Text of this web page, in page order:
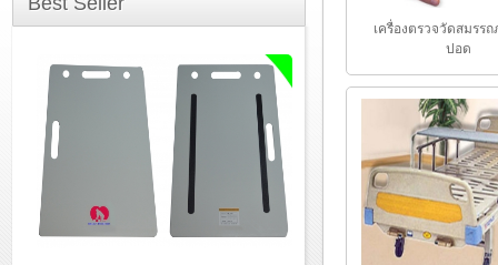
เครื่องตรวจวัดสมรร
ปอด